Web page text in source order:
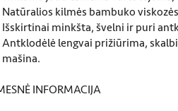
Natūralios kilmės bambuko
Išskirtinai minkšta, švelni ir puri
Antklodėlė lengvai prižiūrima,
mašina.
INFORMACIJA